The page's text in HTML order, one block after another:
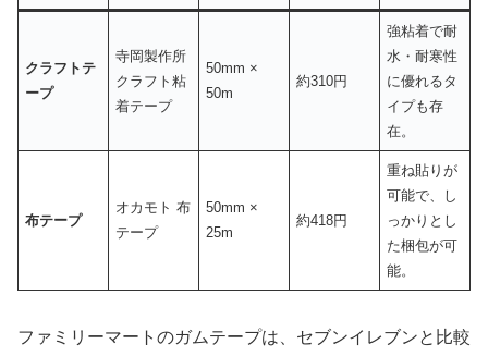
クラフトテ
ープ
寺岡製作所
クラフト粘
着テープ
50mm ×
50m
約310円
強粘着で耐
水・耐寒性
に優れるタ
イプも存
在。
布テープ
オカモト 布
テープ
50mm ×
25m
約418円
重ね貼りが
可能で、し
っかりとし
た梱包が可
能。
ファミリーマートのガムテープは、セブンイレブンと比較